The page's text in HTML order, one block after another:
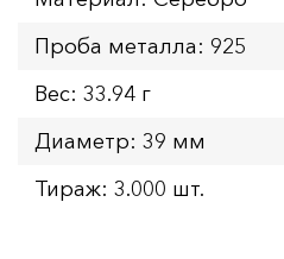
Проба металла: 925
Вес: 33.94 г
Диаметр: 39 мм
Тираж: 3.000 шт.